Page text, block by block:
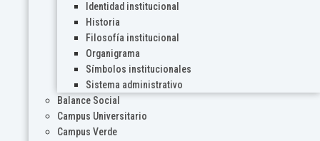
Identidad institucional
Historia
Filosofía institucional
Organigrama
Símbolos institucionales
Sistema administrativo
Balance Social
Campus Universitario
Campus Verde